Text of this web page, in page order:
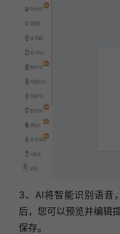
3、AI将智能识别语音
后，您可以预览并编辑
保存。